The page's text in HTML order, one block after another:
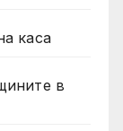
каса
в